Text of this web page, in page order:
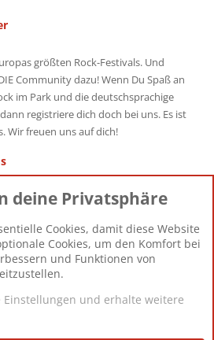
größten Rock-Festivals. Und
Community dazu! Wenn Du Spaß an
im Park und die deutschsprachige
registriere dich doch bei uns. Es ist
Wir freuen uns auf dich!
12.427
Berlin
deine Privatsphäre
Cookies, damit diese Website
Cookies, um den Komfort bei
und Funktionen von
und erhalte weitere